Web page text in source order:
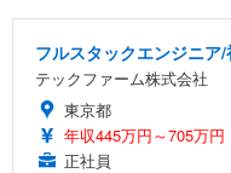
フルスタックエンジニア
テックファーム株式会社
東京都
年収445万円～705万円
正社員